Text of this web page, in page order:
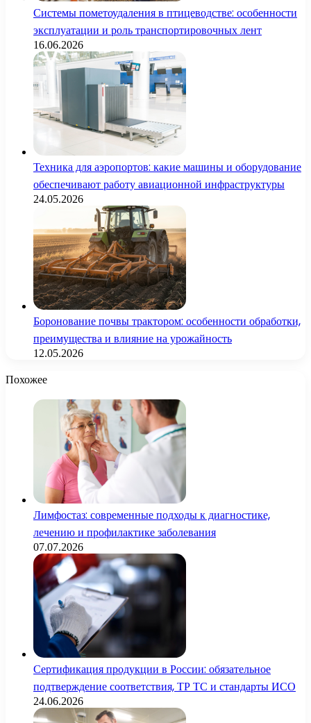
Системы пометоудаления в птицеводстве: особенности
эксплуатации и роль транспортировочных лент
16.06.2026
Техника для аэропортов: какие машины и оборудование
обеспечивают работу авиационной инфраструктуры
24.05.2026
Боронование почвы трактором: особенности обработки,
преимущества и влияние на урожайность
12.05.2026
Похожее
Лимфостаз: современные подходы к диагностике,
лечению и профилактике заболевания
07.07.2026
Сертификация продукции в России: обязательное
подтверждение соответствия, ТР ТС и стандарты ИСО
24.06.2026